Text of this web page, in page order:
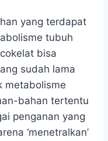
yang terdapat
tubuh
bisa
sudah lama
metabolisme
bahan tertentu
penganan yang
‘menetralkan’